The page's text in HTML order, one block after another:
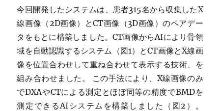
今回開発したシステムは、患者315名から収集したX
線画像（2D画像）とCT画像（3D画像）のペアデー
タをもとに構築しました。CT画像からAIにより骨領
域を自動認識するシステム（図1）とCT画像とX線画
像を位置合わせして重ね合わせて表示する技術、を
組み合わせました。 この手法により、X線画像のみ
でDXAやCTによる測定とほぼ同等の精度でBMDを
測定できるAIシステムを構築しました（図2）。